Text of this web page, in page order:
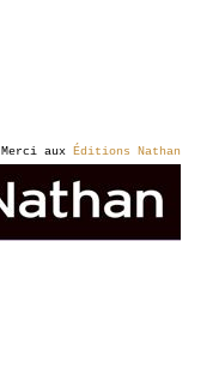
Merci aux Éditions Nathan